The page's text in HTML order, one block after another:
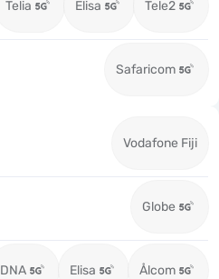
Telia Elisa Tele2
Safaricom
Vodafone Fiji
Globe
DNA Elisa Ålcom